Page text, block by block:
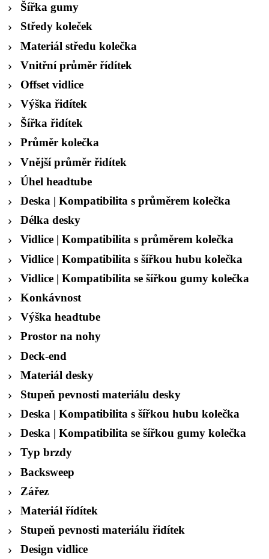
Šířka gumy
Středy koleček
Materiál středu kolečka
Vnitřní průměr řídítek
Offset vidlice
Výška řidítek
Šířka řidítek
Průměr kolečka
Vnější průměr řidítek
Úhel headtube
Deska | Kompatibilita s průměrem kolečka
Délka desky
Vidlice | Kompatibilita s průměrem kolečka
Vidlice | Kompatibilita s šířkou hubu kolečka
Vidlice | Kompatibilita se šířkou gumy kolečka
Konkávnost
Výška headtube
Prostor na nohy
Deck-end
Materiál desky
Stupeň pevnosti materiálu desky
Deska | Kompatibilita s šířkou hubu kolečka
Deska | Kompatibilita se šířkou gumy kolečka
Typ brzdy
Backsweep
Zářez
Materiál řídítek
Stupeň pevnosti materiálu řidítek
Design vidlice